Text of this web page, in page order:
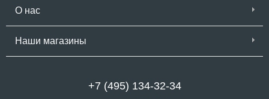
О нас
Наши магазины
+7 (495) 134-32-34